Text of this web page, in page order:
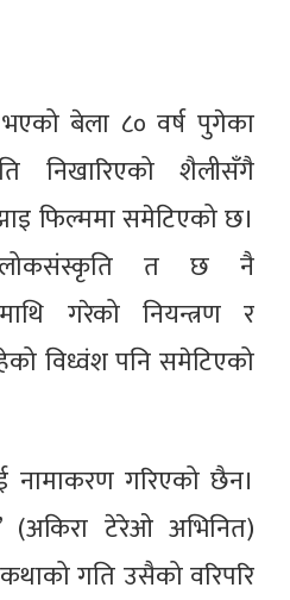
बेला ८० वर्ष पुगेका
निखारिएको शैलीसँगै
फिल्ममा समेटिएको छ।
लोकसंस्कृति त छ नै
गरेको नियन्त्रण र
विध्वंश पनि समेटिएको
नामाकरण गरिएको छैन।
(अकिरा टेरेओ अभिनित)
गति उसैको वरिपरि